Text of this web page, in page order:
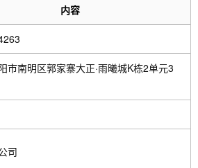
内容
市南明区郭家寨大正·雨曦城K栋2单元3
司